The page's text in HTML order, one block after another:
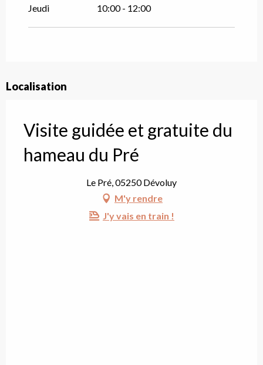
Jeudi
10:00 - 12:00
Localisation
Visite guidée et gratuite du
hameau du Pré
Le Pré, 05250 Dévoluy
M'y rendre
J'y vais en train !